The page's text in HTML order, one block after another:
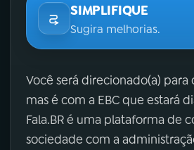
SIMPLIFIQUE
Sugira melhorias.
Você será direcionado(a) para
mas é com a EBC que estará
Fala.BR é uma plataforma de
sociedade com a